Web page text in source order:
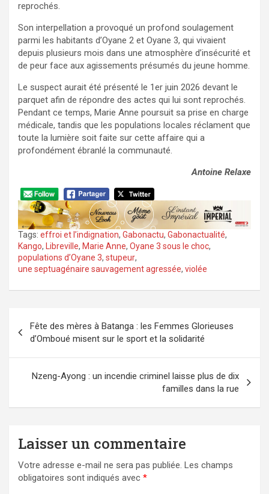
reprochés.
Son interpellation a provoqué un profond soulagement
parmi les habitants d’Oyane 2 et Oyane 3, qui vivaient
depuis plusieurs mois dans une atmosphère d’insécurité et
de peur face aux agissements présumés du jeune homme.
Le suspect aurait été présenté le 1er juin 2026 devant le
parquet afin de répondre des actes qui lui sont reprochés.
Pendant ce temps, Marie Anne poursuit sa prise en charge
médicale, tandis que les populations locales réclament que
toute la lumière soit faite sur cette affaire qui a
profondément ébranlé la communauté.
Antoine Relaxe
Tags: effroi et l’indignation, Gabonactu, Gabonactualité,
Kango, Libreville, Marie Anne, Oyane 3 sous le choc,
populations d’Oyane 3, stupeur,
une septuagénaire sauvagement agressée, violée
de
l’article
Fête des mères à Batanga : les Femmes Glorieuses
d’Omboué misent sur le sport et la solidarité
Nzeng-Ayong : un incendie criminel laisse plus de dix
familles dans la rue
Laisser un commentaire
Votre adresse e-mail ne sera pas publiée. Les champs
obligatoires sont indiqués avec *